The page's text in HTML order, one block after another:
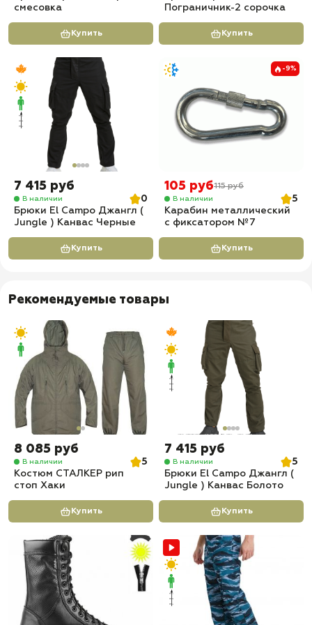
смесовка
Купить
Пограничник-2 сорочка
Купить
7 415 руб
В наличии
0
Брюки El Campo Джангл (
Jungle ) Канвас Черные
Купить
-9%
105 руб115 руб
В наличии
5
Карабин металлический
с фиксатором №7
Купить
Рекомендуемые товары
8 085 руб
В наличии
5
Костюм СТАЛКЕР рип
стоп Хаки
Купить
7 415 руб
В наличии
5
Брюки El Campo Джангл (
Jungle ) Канвас Болото
Купить